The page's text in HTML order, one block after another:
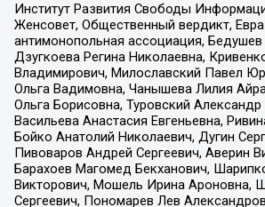
Институт Развития Свободы
Женсовет, Общественный вердикт,
антимонопольная ассоциация,
Дзугкоева Регина Николаевна,
Владимирович, Милославский Павел
Ольга Вадимовна, Чанышева Лилия
Ольга Борисовна, Туровский Александр
Васильева Анастасия Евгеньевна,
Бойко Анатолий Николаевич, Дугин
Пивоваров Андрей Сергеевич, Аверин
Барахоев Магомед Бекханович,
Викторович, Мошель Ирина Ароновна,
Сергеевич, Пономарев Лев